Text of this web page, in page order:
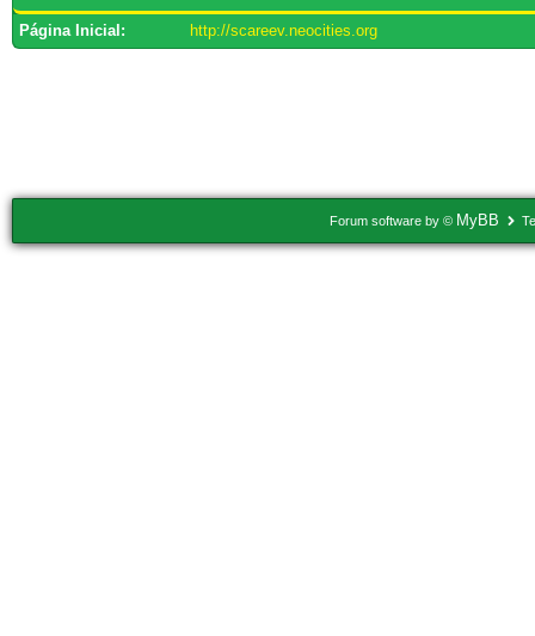
Página Inicial: http://scareev.neocities.org
Forum software by © MyBB